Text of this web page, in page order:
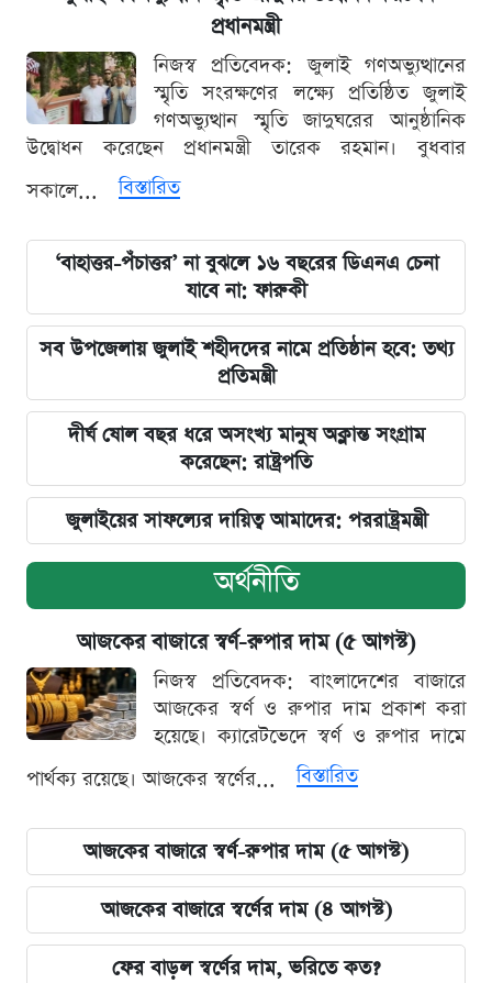
প্রধানমন্ত্রী
নিজস্ব প্রতিবেদক: জুলাই গণঅভ্যুত্থানের
স্মৃতি সংরক্ষণের লক্ষ্যে প্রতিষ্ঠিত জুলাই
গণঅভ্যুত্থান স্মৃতি জাদুঘরের আনুষ্ঠানিক
উদ্বোধন করেছেন প্রধানমন্ত্রী তারেক রহমান। বুধবার
সকালে...
বিস্তারিত
‘বাহাত্তর-পঁচাত্তর’ না বুঝলে ১৬ বছরের ডিএনএ চেনা
যাবে না: ফারুকী
সব উপজেলায় জুলাই শহীদদের নামে প্রতিষ্ঠান হবে: তথ্য
প্রতিমন্ত্রী
দীর্ঘ ষোল বছর ধরে অসংখ্য মানুষ অক্লান্ত সংগ্রাম
করেছেন: রাষ্ট্রপতি
জুলাইয়ের সাফল্যের দায়িত্ব আমাদের: পররাষ্ট্রমন্ত্রী
অর্থনীতি
আজকের বাজারে স্বর্ণ-রুপার দাম (৫ আগস্ট)
নিজস্ব প্রতিবেদক: বাংলাদেশের বাজারে
আজকের স্বর্ণ ও রুপার দাম প্রকাশ করা
হয়েছে। ক্যারেটভেদে স্বর্ণ ও রুপার দামে
পার্থক্য রয়েছে। আজকের স্বর্ণের...
বিস্তারিত
আজকের বাজারে স্বর্ণ-রুপার দাম (৫ আগস্ট)
আজকের বাজারে স্বর্ণের দাম (৪ আগস্ট)
ফের বাড়ল স্বর্ণের দাম, ভরিতে কত?